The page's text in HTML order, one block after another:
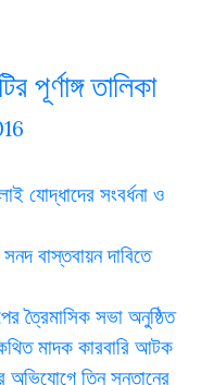
পূর্ণাঙ্গ তালিকা
যোদ্ধাদের সংবর্ধনা ও
বাস্তবায়ন দাবিতে
ত্রৈমাসিক সভা অনুষ্ঠিত
মাদক কারবারি আটক
অভিযোগে তিন সন্তানের